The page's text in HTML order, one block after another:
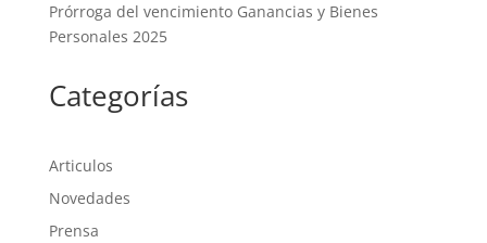
Prórroga del vencimiento Ganancias y Bienes
Personales 2025
Categorías
Articulos
Novedades
Prensa